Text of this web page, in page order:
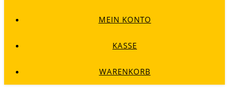
MEIN KONTO
KASSE
WARENKORB